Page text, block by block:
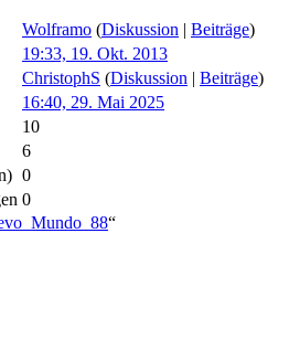
Wolframo (Diskussion | Beiträge)
19:33, 19. Okt. 2013
ChristophS (Diskussion | Beiträge)
16:40, 29. Mai 2025
10
6
0
0
“